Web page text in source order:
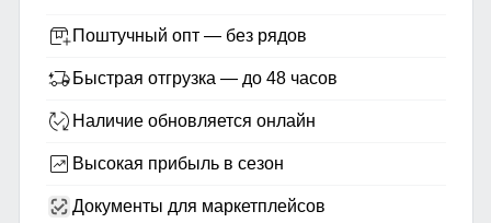
Поштучный опт — без рядов
Быстрая отгрузка — до 48 часов
Наличие обновляется онлайн
Высокая прибыль в сезон
Документы для маркетплейсов